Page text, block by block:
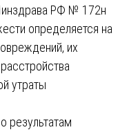
РФ № 172н
определяется на
их
утраты
результатам